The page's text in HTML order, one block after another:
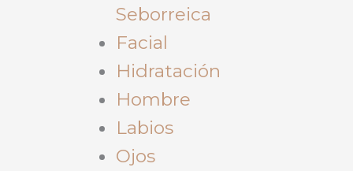
Seborreica
Facial
Hidratación
Hombre
Labios
Ojos